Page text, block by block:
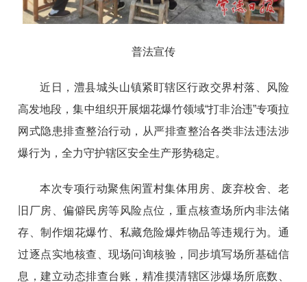
普法宣传
近日，澧县城头山镇紧盯辖区行政交界村落、风险
高发地段，集中组织开展烟花爆竹领域“打非治违”专项拉
网式隐患排查整治行动，从严排查整治各类非法违法涉
爆行为，全力守护辖区安全生产形势稳定。
本次专项行动聚焦闲置村集体用房、废弃校舍、老
旧厂房、偏僻民房等风险点位，重点核查场所内非法储
存、制作烟花爆竹、私藏危险爆炸物品等违规行为。通
过逐点实地核查、现场问询核验，同步填写场所基础信
息，建立动态排查台账，精准摸清辖区涉爆场所底数、